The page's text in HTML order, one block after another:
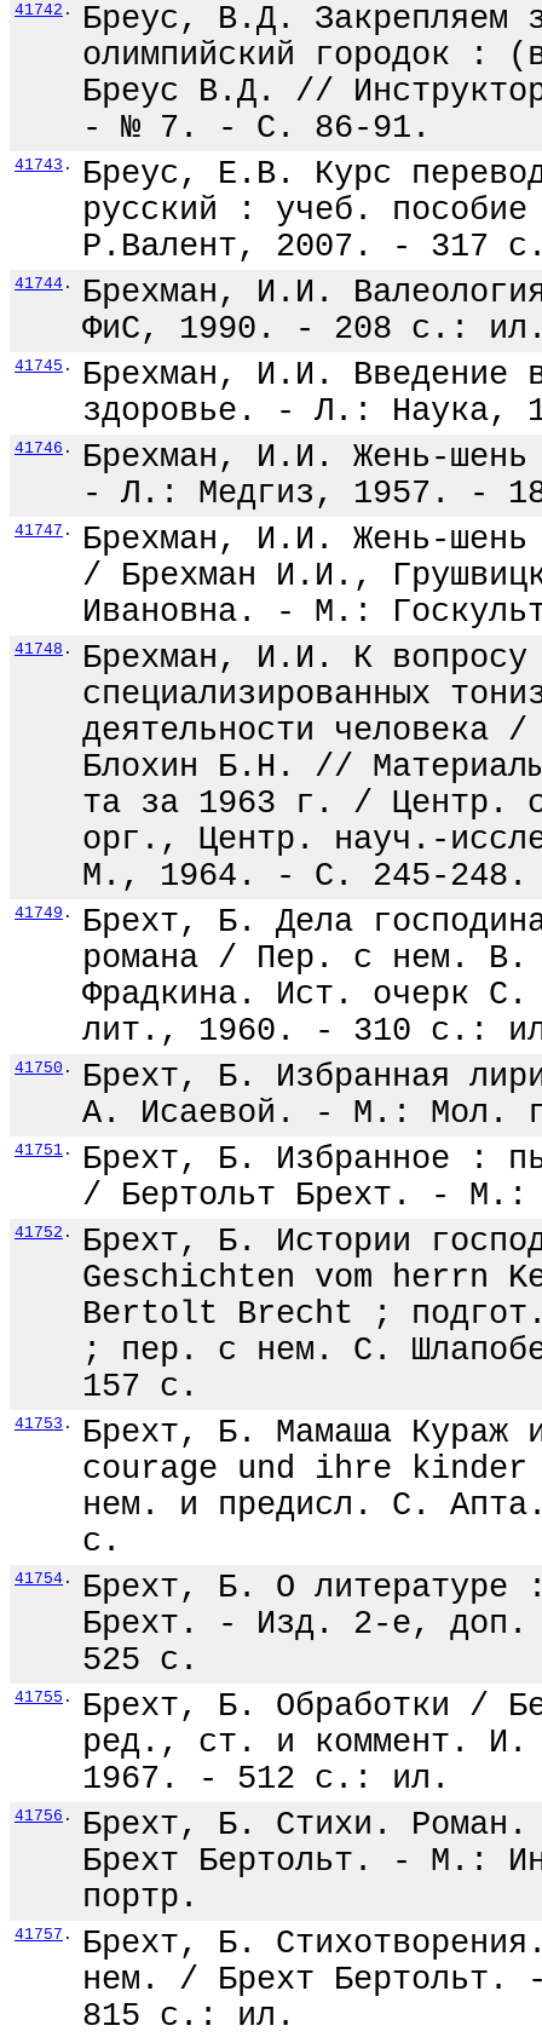
41742 .
Бреус, В.Д. Закрепляем
олимпийский городок :
Бреус В.Д. //
- № 7. - С. 86-91.
41743 .
Бреус, Е.В. Курс
русский : учеб.
Р.Валент, 2007. - 317
41744 .
Брехман, И.И.
ФиС, 1990. - 208 с.:
41745 .
Брехман, И.И. Введение
здоровье. - Л.: Наука,
41746 .
Брехман, И.И. Жень-шень
- Л.: Медгиз, 1957. -
41747 .
Брехман, И.И. Жень-шень
/ Брехман И.И.,
Ивановна. - М.:
41748 .
Брехман, И.И. К вопросу
специализированных
деятельности
Блохин Б.Н. //
та за 1963 г. / Центр.
орг., Центр. науч.-
М., 1964. - С. 245-248.
41749 .
Брехт, Б. Дела
романа / Пер. с нем. В.
Фрадкина. Ист. очерк
лит., 1960. - 310 с.:
41750 .
Брехт, Б. Избранная
А. Исаевой. - М.: Мол.
41751 .
Брехт, Б. Избранное :
/ Бертольт Брехт. -
41752 .
Брехт, Б. Истории
Geschichten vom herrn
Bertolt Brecht ;
; пер. с нем. С.
157 с.
41753 .
Брехт, Б. Мамаша
courage und ihre
нем. и предисл. С.
с.
41754 .
Брехт, Б. О
Брехт. - Изд. 2-е,
525 с.
41755 .
Брехт, Б. Обработки /
ред., ст. и коммент. И.
1967. - 512 с.: ил.
41756 .
Брехт, Б. Стихи. Роман.
Брехт Бертольт. - М.:
портр.
41757 .
Брехт, Б.
нем. / Брехт
815 с.: ил.